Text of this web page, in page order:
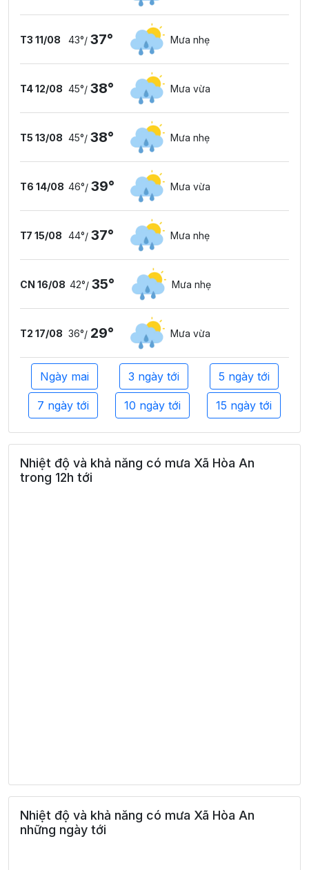
T3 11/08 43°/ 37° Mưa nhẹ
T4 12/08 45°/ 38° Mưa vừa
T5 13/08 45°/ 38° Mưa nhẹ
T6 14/08 46°/ 39° Mưa vừa
T7 15/08 44°/ 37° Mưa nhẹ
CN 16/08 42°/ 35° Mưa nhẹ
T2 17/08 36°/ 29° Mưa vừa
Ngày mai 3 ngày tới 5 ngày tới
7 ngày tới 10 ngày tới 15 ngày tới
Nhiệt độ và khả năng có mưa Xã Hòa An
trong 12h tới
Nhiệt độ và khả năng có mưa Xã Hòa An
những ngày tới